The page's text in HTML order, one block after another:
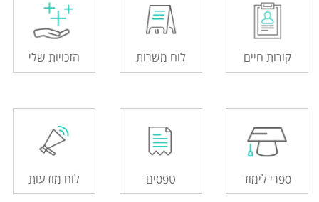
קורות חיים לוח משרות הזכויות שלי
ספרי לימוד טפסים לוח מודעות